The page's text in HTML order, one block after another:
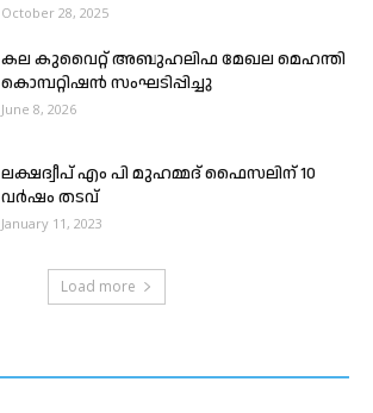
October 28, 2025
കല കുവൈറ്റ്‌ അബുഹലിഫ മേഖല മെഹന്തി
കൊമ്പറ്റിഷൻ സംഘടിപ്പിച്ചു
June 8, 2026
ലക്ഷദ്വീപ് എം പി മുഹമ്മദ് ഫൈസലിന് 10
വര്‍ഷം തടവ്
January 11, 2023
Load more